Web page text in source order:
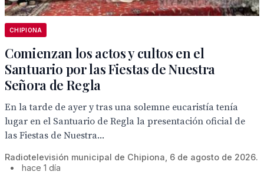
CHIPIONA
Comienzan los actos y cultos en el
Santuario por las Fiestas de Nuestra
Señora de Regla
En la tarde de ayer y tras una solemne eucaristía tenía
lugar en el Santuario de Regla la presentación oficial de
las Fiestas de Nuestra...
Radiotelevisión municipal de Chipiona, 6 de agosto de 2026.
•
hace 1 día